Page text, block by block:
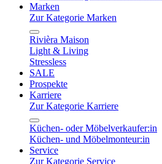
Marken
Zur Kategorie Marken
Rivièra Maison
Light & Living
Stressless
SALE
Prospekte
Karriere
Zur Kategorie Karriere
Küchen- oder Möbelverkaufer:in
Küchen- und Möbelmonteur:in
Service
Zur Kategorie Service